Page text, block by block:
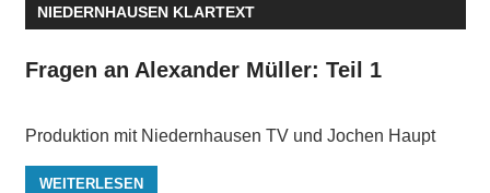
NIEDERNHAUSEN KLARTEXT
Fragen an Alexander Müller: Teil 1
Produktion mit Niedernhausen TV und Jochen Haupt
WEITERLESEN